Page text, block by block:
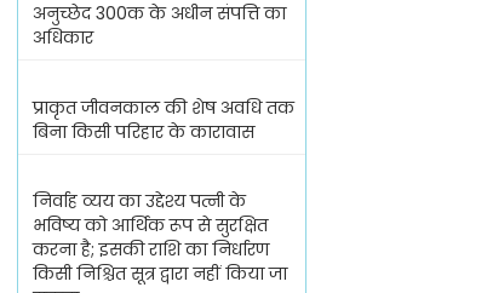
अनुच्छेद 300क के अधीन संपत्ति का
अधिकार
प्राकृत जीवनकाल की शेष अवधि तक
बिना किसी परिहार के कारावास
निर्वाह व्यय का उद्देश्य पत्नी के
भविष्य को आर्थिक रूप से सुरक्षित
करना है; इसकी राशि का निर्धारण
किसी निश्चित सूत्र द्वारा नहीं किया जा